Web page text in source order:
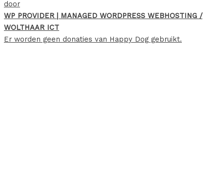
door
WP PROVIDER | MANAGED WORDPRESS WEBHOSTING /
WOLTHAAR ICT
Er worden geen donaties van Happy Dog gebruikt.